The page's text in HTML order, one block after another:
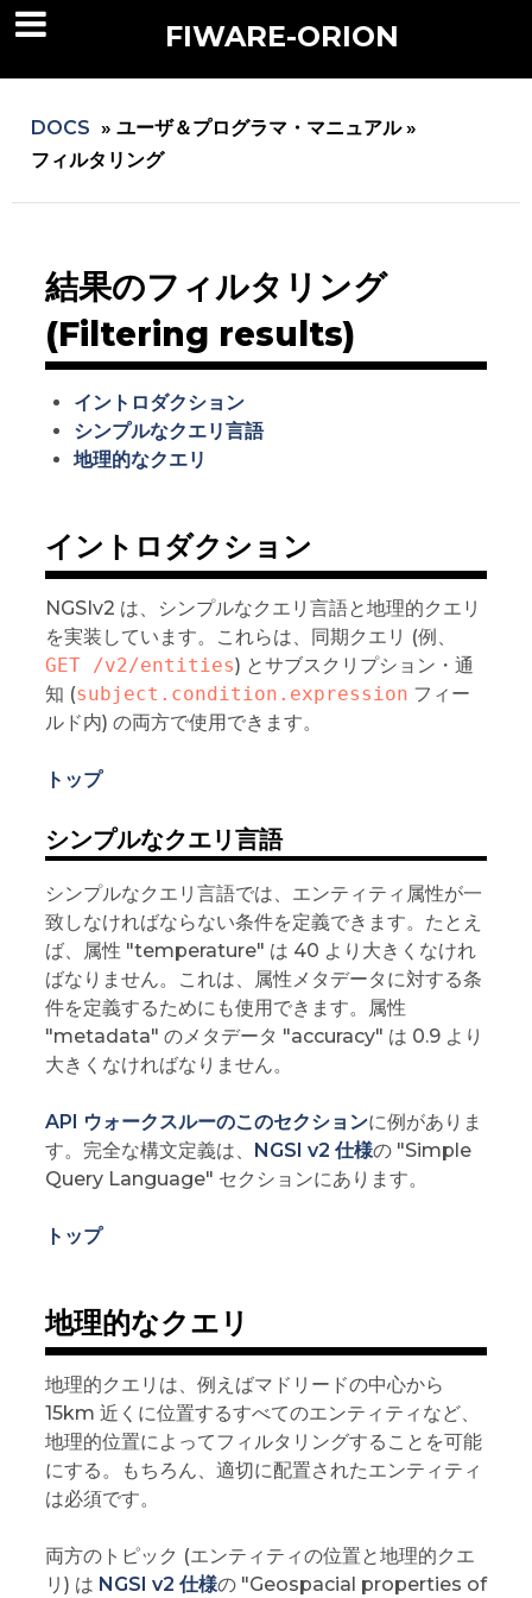
FIWARE-ORION
DOCS » ユーザ＆プログラマ・マニュアル »
フィルタリング
結果のフィルタリング
(Filtering results)
イントロダクション
シンプルなクエリ言語
地理的なクエリ
イントロダクション
NGSIv2 は、シンプルなクエリ言語と地理的クエリ
を実装しています。これらは、同期クエリ (例、
GET /v2/entities) とサブスクリプション・通
知 (subject.condition.expression フィー
ルド内) の両方で使用できます。
トップ
シンプルなクエリ言語
シンプルなクエリ言語では、エンティティ属性が一
致しなければならない条件を定義できます。たとえ
ば、属性 "temperature" は 40 より大きくなけれ
ばなりません。これは、属性メタデータに対する条
件を定義するためにも使用できます。属性
"metadata" のメタデータ "accuracy" は 0.9 より
大きくなければなりません。
API ウォークスルーのこのセクションに例がありま
す。完全な構文定義は、 NGSI v2 仕様の "Simple
Query Language" セクションにあります。
トップ
地理的なクエリ
地理的クエリは、例えばマドリードの中心から
15km 近くに位置するすべてのエンティティなど、
地理的位置によってフィルタリングすることを可能
にする。もちろん、適切に配置されたエンティティ
は必須です。
両方のトピック (エンティティの位置と地理的クエ
リ) は NGSI v2 仕様の "Geospacial properties of